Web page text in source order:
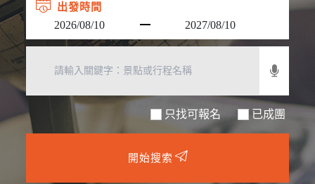
出發時間
只找可報名
開始搜索